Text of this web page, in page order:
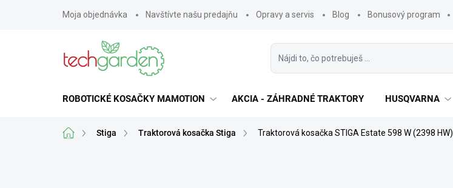
Moja objednávka Navštívte našu predajňu Opravy a servis Blog Bonusový program
ROBOTICKÉ KOSAČKY MAMOTION AKCIA - ZÁHRADNÉ TRAKTORY HUSQVARNA
DomovStiga Traktorová kosačka Stiga Traktorová kosačka STIGA Estate 598 W (2398 HW)